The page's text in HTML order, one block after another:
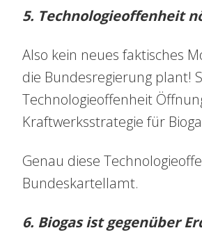
5. Technologieoffenheit
Also kein neues faktisches
die Bundesregierung plant!
Technologieoffenheit
Kraftwerksstrategie für
Genau diese
Bundeskartellamt.
6. Biogas ist gegenüber